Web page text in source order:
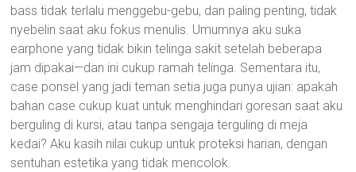
bass tidak terlalu menggebu-gebu, dan paling penting, tidak
nyebelin saat aku fokus menulis. Umumnya aku suka
earphone yang tidak bikin telinga sakit setelah beberapa
jam dipakai—dan ini cukup ramah telinga. Sementara itu,
case ponsel yang jadi teman setia juga punya ujian: apakah
bahan case cukup kuat untuk menghindari goresan saat aku
berguling di kursi, atau tanpa sengaja terguling di meja
kedai? Aku kasih nilai cukup untuk proteksi harian, dengan
sentuhan estetika yang tidak mencolok.